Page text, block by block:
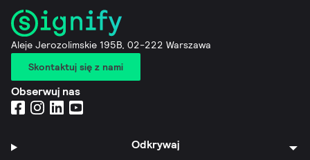
Aleje Jerozolimskie 195B, 02-222 Warszawa
Skontaktuj się z nami
Obserwuj nas
Odkrywaj